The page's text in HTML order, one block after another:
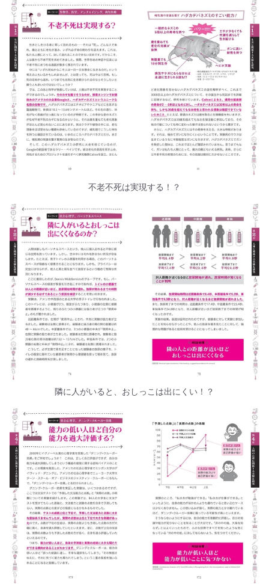
不老不死は実現する！？
隣に人がいると、おしっこは出にくい！？